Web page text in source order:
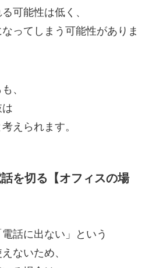
可能性は低く、
ってしまう可能性がありま
、
えられます。
を切る【オフィスの場
話に出ない」という
ないため、